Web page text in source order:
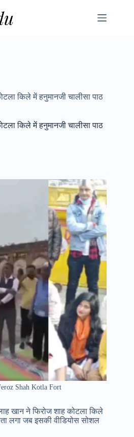
किले में हनुमानजी चालीसा पाठ
किले में हनुमानजी चालीसा पाठ
Shah Kotla Fort
खान ने फिरोज शाह कोटला किले
लगा जब इसकी वीडियोस सोशल